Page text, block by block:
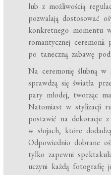
lub z możliwością
pozwalają dostosować
konkretnego momentu
romantycznej ceremonii
po taneczną zabawę
Na ceremonię ślubną w
sprawdzą się światła
pary młodej, tworząc
Natomiast w stylizacji
postawić na dekoracje
w słojach, które
Odpowiednio dobrane
tylko zapewni
uczyni każdą fotografię